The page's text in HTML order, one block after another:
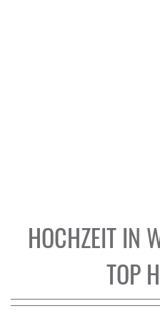
HOCHZEIT IN
TOP